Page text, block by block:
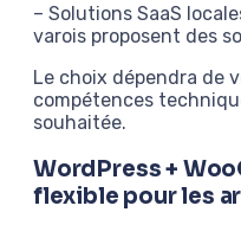
– Solutions SaaS
varois proposent des
Le choix dépendra de
compétences
souhaitée.
WordPress +
flexible pour les